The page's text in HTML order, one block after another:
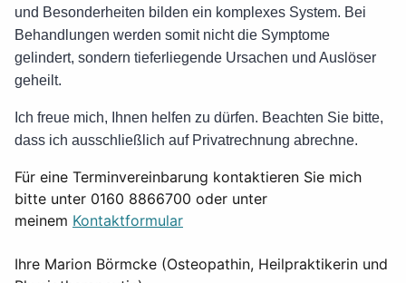
und Besonderheiten bilden ein komplexes System. Bei
Behandlungen werden somit nicht die Symptome
gelindert, sondern tieferliegende Ursachen und Auslöser
geheilt.
Ich freue mich, Ihnen helfen zu dürfen. Beachten Sie bitte,
dass ich ausschließlich auf Privatrechnung abrechne.
Für eine Terminvereinbarung kontaktieren Sie mich
bitte unter 0160 8866700 oder unter
meinem Kontaktformular
Ihre Marion Börmcke (Osteopathin, Heilpraktikerin und